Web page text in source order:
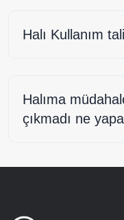
Halı Kullanım
Halıma
çıkmadı ne